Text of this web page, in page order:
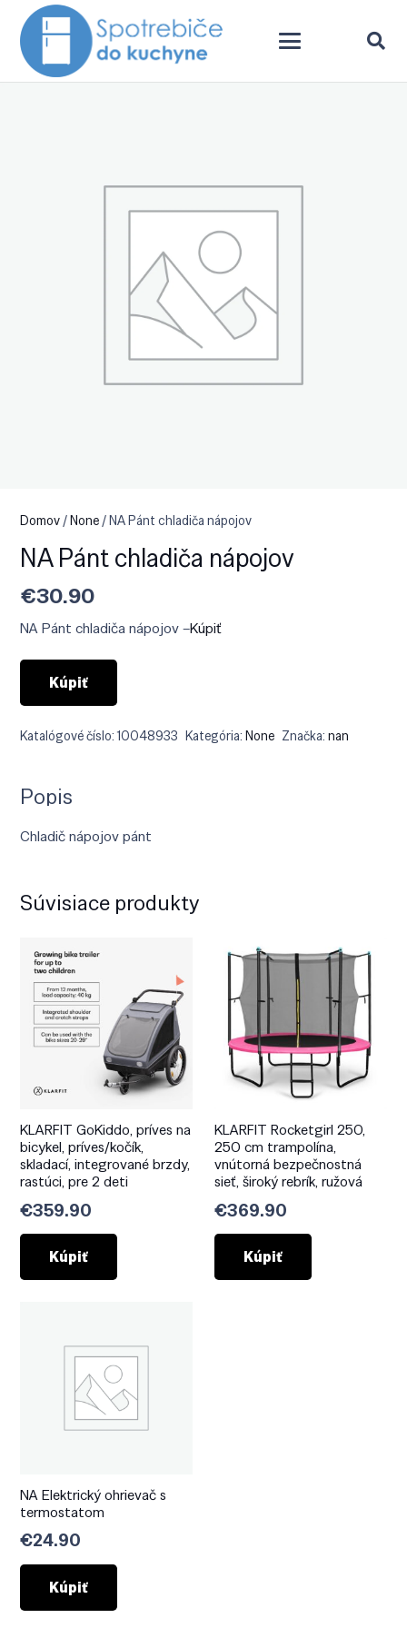
Domov/None/ NA Pánt chladiča nápojov
NA Pánt chladiča nápojov
€30.90
NA Pánt chladiča nápojov –Kúpiť
Kúpiť
Katalógové číslo:10048933 Kategória:None Značka: nan
Popis
Chladič nápojov pánt
Súvisiace produkty
KLARFIT GoKiddo, príves na
bicykel, príves/kočík,
skladací, integrované brzdy,
rastúci, pre 2 deti
€359.90
Kúpiť
KLARFIT Rocketgirl 250,
250 cm trampolína,
vnútorná bezpečnostná
sieť, široký rebrík, ružová
€369.90
Kúpiť
NA Elektrický ohrievač s
termostatom
€24.90
Kúpiť